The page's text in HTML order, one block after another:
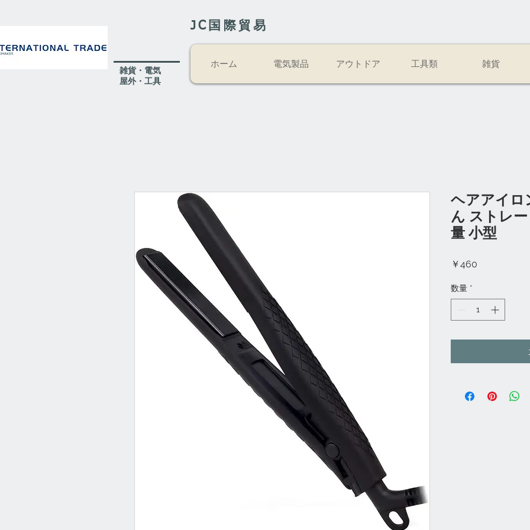
JC国際貿易
​雑貨・電気
​屋外・工具
ホーム 電気製品 アウトドア 工具類 雑貨
ヘアアイロ
ん ストレ
量 小型
￥460
数量 *